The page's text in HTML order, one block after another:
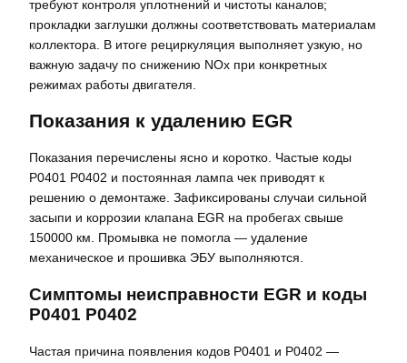
требуют контроля уплотнений и чистоты каналов;
прокладки заглушки должны соответствовать материалам
коллектора. В итоге рециркуляция выполняет узкую, но
важную задачу по снижению NOx при конкретных
режимах работы двигателя.
Показания к удалению EGR
Показания перечислены ясно и коротко. Частые коды
P0401 P0402 и постоянная лампа чек приводят к
решению о демонтаже. Зафиксированы случаи сильной
засыпи и коррозии клапана EGR на пробегах свыше
150000 км. Промывка не помогла — удаление
механическое и прошивка ЭБУ выполняются.
Симптомы неисправности EGR и коды
P0401 P0402
Частая причина появления кодов P0401 и P0402 —